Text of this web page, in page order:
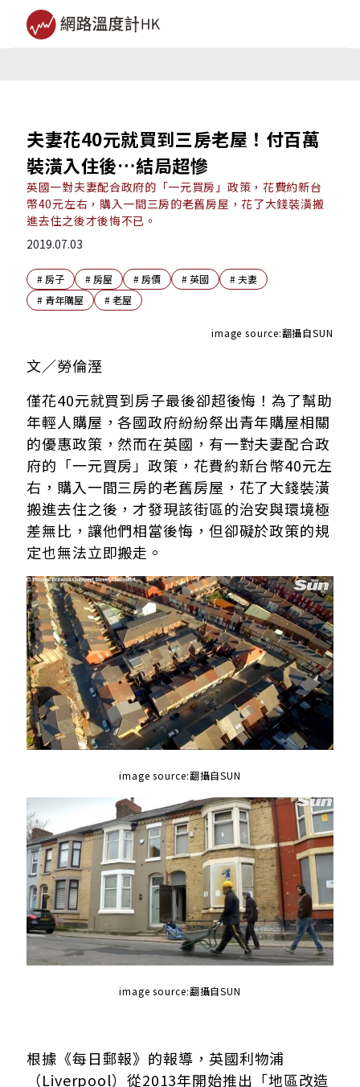
夫妻花40元就買到三房老屋！付百萬
裝潢入住後…結局超慘
英國一對夫妻配合政府的「一元買房」政策，花費約新台
幣40元左右，購入一間三房的老舊房屋，花了大錢裝潢搬
進去住之後才後悔不已。
2019.07.03
# 房子 # 房屋 # 房價 #英國 #夫妻
# 青年購屋 #老屋
image source:翻攝自SUN
文／勞倫溼
僅花40元就買到房子最後卻超後悔！為了幫助
年輕人購屋，各國政府紛紛祭出青年購屋相關
的優惠政策，然而在英國，有一對夫妻配合政
府的「一元買房」政策，花費約新台幣40元左
右，購入一間三房的老舊房屋，花了大錢裝潢
搬進去住之後，才發現該街區的治安與環境極
差無比，讓他們相當後悔，但卻礙於政策的規
定也無法立即搬走。
image source:翻攝自SUN
image source:翻攝自SUN
根據《每日郵報》的報導，英國利物浦
（Liverpool）從2013年開始推出「地區改造